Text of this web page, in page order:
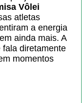
Vôlei
atletas
a energia
ainda mais. A
diretamente
momentos